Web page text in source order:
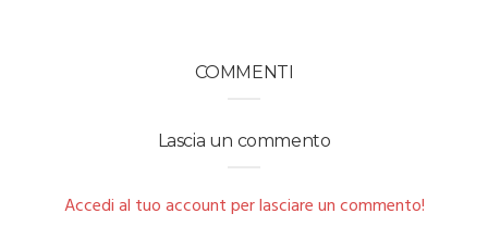
COMMENTI
Lascia un commento
Accedi al tuo account per lasciare un commento!